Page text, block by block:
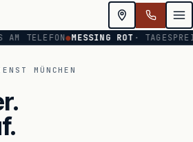
TELEFON●MESSING ROT·
MÜNCHEN